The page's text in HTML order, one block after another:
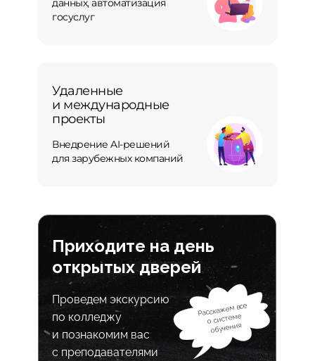
Удаленные
и международные
проекты
Внедрение AI-решений
для зарубежных компаний
данных, автоматизация
госуслуг
Приходите на день
открытых дверей
Проведем экскурсию
по колледжу
и познакомим вас
с преподавателями
Расскажем все
о системе
обучения